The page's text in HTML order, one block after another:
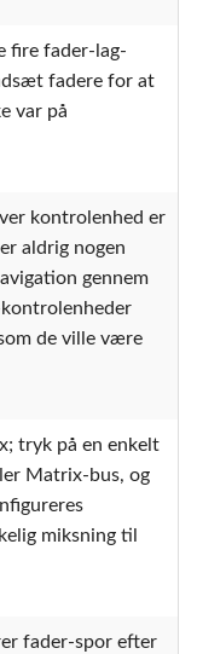
fire fader-lag-
fadere for at
var på
kontrolenhed er
aldrig nogen
gennem
de ville være
tryk på en enkelt
Matrix-bus, og
miksning til
fader-spor efter